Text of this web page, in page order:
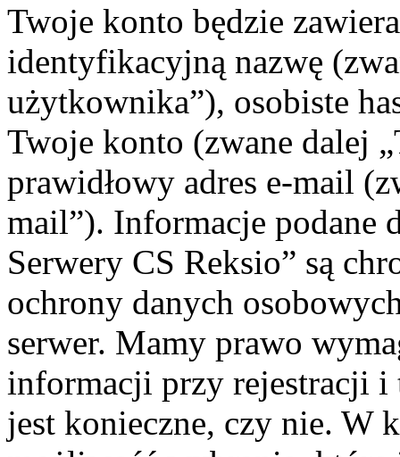
Twoje konto będzie
identyfikacyjną nazwę
użytkownika”), osobiste
Twoje konto (zwane dalej
prawidłowy adres e-mail
mail”). Informacje podane
Serwery CS Reksio” są
ochrony danych
serwer. Mamy prawo
informacji przy rejestracji i
jest konieczne, czy nie. W